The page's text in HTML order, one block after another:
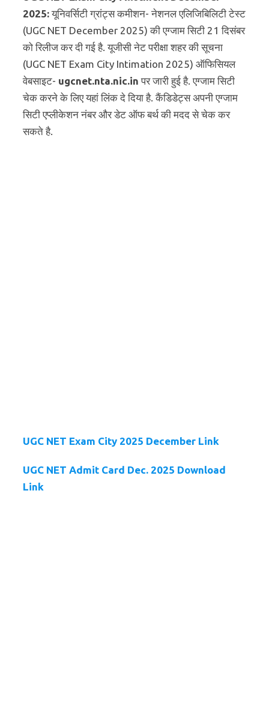
2025:यूनिवर्सिटी ग्रांट्स कमीशन- नेशनल एलिजिबिलिटी टेस्ट
(UGC NET December 2025) की एग्जाम सिटी 21 दिसंबर
को रिलीज कर दी गई है. यूजीसी नेट परीक्षा शहर की सूचना
(UGC NET Exam City Intimation 2025) ऑफिसियल
वेबसाइट- ugcnet.nta.nic.in पर जारी हुई है. एग्जाम सिटी
चेक करने के लिए यहां लिंक दे दिया है. कैंडिडेट्स अपनी एग्जाम
सिटी एप्लीकेशन नंबर और डेट ऑफ बर्थ की मदद से चेक कर
सकते है.
UGC NET Exam City 2025 December Link
UGC NET Admit Card Dec. 2025 Download
Link